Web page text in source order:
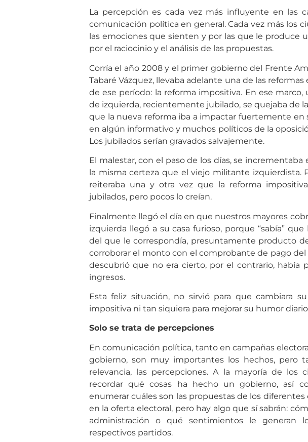
La percepción es cada vez más influyente en las
comunicación política en general. Cada vez más los
las emociones que sienten y por las que le produce
por el raciocinio y el análisis de las propuestas.
Corría el año 2008 y el primer gobierno del Frente
Tabaré Vázquez, llevaba adelante una de las
de ese período: la reforma impositiva. En ese
de izquierda, recientemente jubilado, se quejaba de
que la nueva reforma iba a impactar fuertemente en
en algún informativo y muchos políticos de la
Los jubilados serían gravados salvajemente.
El malestar, con el paso de los días, se
la misma certeza que el viejo militante izquierdista.
reiteraba una y otra vez que la reforma
jubilados, pero pocos lo creían.
Finalmente llegó el día en que nuestros mayores
izquierda llegó a su casa furioso, porque “sabía”
del que le correspondía, presuntamente producto
corroborar el monto con el comprobante de pago del
descubrió que no era cierto, por el contrario, había
ingresos.
Esta feliz situación, no sirvió para que cambiara
impositiva ni tan siquiera para mejorar su humor
Solo se trata de percepciones
En comunicación política, tanto en campañas
gobierno, son muy importantes los hechos, pero
relevancia, las percepciones. A la mayoría de los
recordar qué cosas ha hecho un gobierno, así
enumerar cuáles son las propuestas de los
en la oferta electoral, pero hay algo que sí sabrán:
administración o qué sentimientos le generan
respectivos partidos.